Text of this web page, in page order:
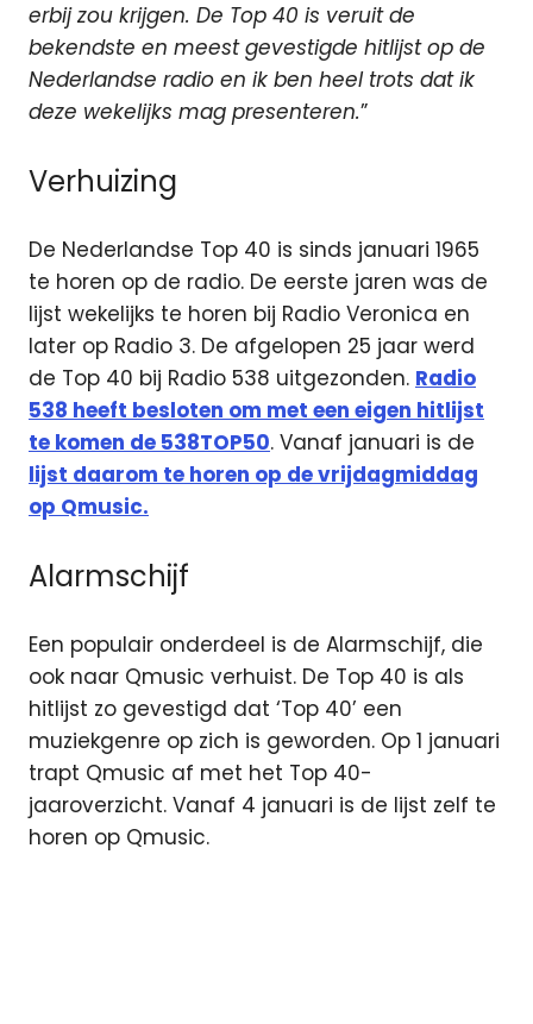
erbij zou krijgen. De Top 40 is veruit de
bekendste en meest gevestigde hitlijst op de
Nederlandse radio en ik ben heel trots dat ik
deze wekelijks mag presenteren.”
Verhuizing
De Nederlandse Top 40 is sinds januari 1965
te horen op de radio. De eerste jaren was de
lijst wekelijks te horen bij Radio Veronica en
later op Radio 3. De afgelopen 25 jaar werd
de Top 40 bij Radio 538 uitgezonden. Radio
538 heeft besloten om met een eigen hitlijst
te komen de 538TOP50. Vanaf januari is de
lijst daarom te horen op de vrijdagmiddag
op Qmusic.
Alarmschijf
Een populair onderdeel is de Alarmschijf, die
ook naar Qmusic verhuist. De Top 40 is als
hitlijst zo gevestigd dat ‘Top 40’ een
muziekgenre op zich is geworden. Op 1 januari
trapt Qmusic af met het Top 40-
jaaroverzicht. Vanaf 4 januari is de lijst zelf te
horen op Qmusic.